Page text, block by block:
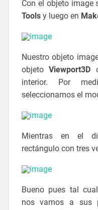
Con el objeto image
Toolsy luego en
Nuestro objeto
objetoViewport3D
interior. Por
seleccionamos el
Mientras en el
rectángulo con tres
Bueno pues tal
nos vamos a sus